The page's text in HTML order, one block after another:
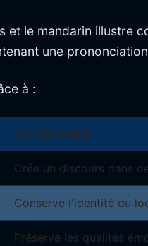
et le mandarin illustre
une
à :
Fonctionnalité
Crée un discours dans
Conserve l'identité du
Préserve les qualités